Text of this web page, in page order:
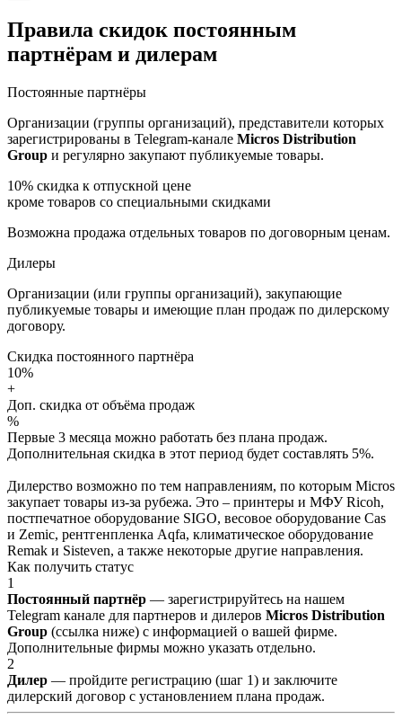
Правила скидок постоянным
партнёрам и дилерам
Постоянные партнёры
Организации (группы организаций), представители которых
зарегистрированы в Telegram-канале Micros Distribution
Group и регулярно закупают публикуемые товары.
10% скидка к отпускной цене
кроме товаров со специальными скидками
Возможна продажа отдельных товаров по договорным ценам.
Дилеры
Организации (или группы организаций), закупающие
публикуемые товары и имеющие план продаж по дилерскому
договору.
Скидка постоянного партнёра
10%
+
Доп. скидка от объёма продаж
%
Первые 3 месяца можно работать без плана продаж.
Дополнительная скидка в этот период будет составлять 5%.
Дилерство возможно по тем направлениям, по которым Micros
закупает товары из-за рубежа. Это – принтеры и МФУ Ricoh,
постпечатное оборудование SIGO, весовое оборудование Cas
и Zemic, рентгенпленка Aqfa, климатическое оборудование
Remak и Sisteven, а также некоторые другие направления.
Как получить статус
1
Постоянный партнёр — зарегистрируйтесь на нашем
Telegram канале для партнеров и дилеров Micros Distribution
Group (ссылка ниже) с информацией о вашей фирме.
Дополнительные фирмы можно указать отдельно.
2
Дилер — пройдите регистрацию (шаг 1) и заключите
дилерский договор с установлением плана продаж.